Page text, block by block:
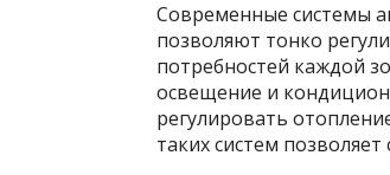
Современные системы
позволяют тонко
потребностей каждой
освещение и
регулировать
таких систем